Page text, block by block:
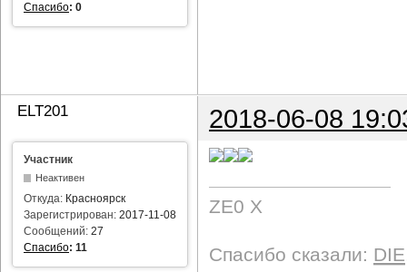
Спасибо: 0
ELT201 2018-06-08
Участник
Неактивен
Откуда: Красноярск
Зарегистрирован: 2017-11-08
Сообщений: 27
Спасибо: 11
ZE0 X
Спасибо сказали: DIE